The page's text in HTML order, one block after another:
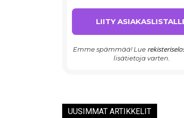
Emme spämmää! Lue
lisätietoja varten.
UUSIMMAT ARTIKKELIT